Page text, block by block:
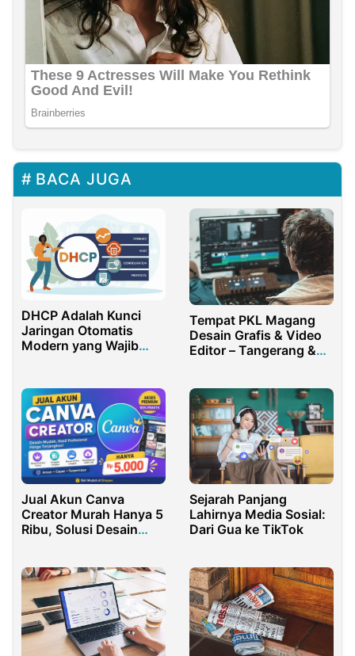
BACA JUGA
DHCP Adalah Kunci
Jaringan Otomatis
Modern yang Wajib
Tempat PKL Magang
Desain Grafis & Video
Editor – Tangerang &
Jual Akun Canva
Creator Murah Hanya 5
Ribu, Solusi Desain
Sejarah Panjang
Lahirnya Media Sosial:
Dari Gua ke TikTok